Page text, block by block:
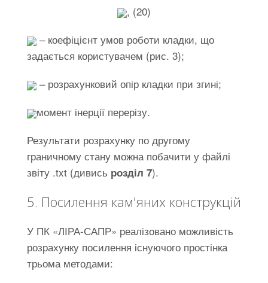
, (20)
– коефіцієнт умов роботи кладки, що
задається користувачем (рис. 3);
– розрахунковий опір кладки при згині;
момент інерції перерізу.
Результати розрахунку по другому
граничному стану можна побачити у файлі
звіту .txt (дивись розділ 7).
5. Посилення кам'яних конструкцій
У ПК «ЛІРА-САПР» реалізовано можливість
розрахунку посилення існуючого простінка
трьома методами: